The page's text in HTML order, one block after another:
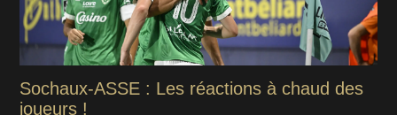
Sochaux-ASSE : Les réactions à chaud des
joueurs !